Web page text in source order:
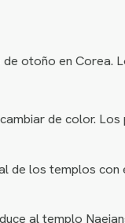
otoño en Corea.
de color.
de los templos
al templo